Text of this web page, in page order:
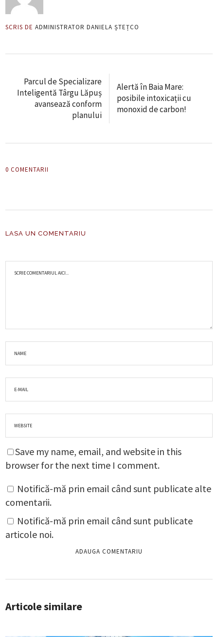
SCRIS DE ADMINISTRATOR DANIELA ȘTEȚCO
Parcul de Specializare
Inteligentă Târgu Lăpuș
avansează conform
planului
Alertă în Baia Mare:
posibile intoxicații cu
monoxid de carbon!
0 COMENTARII
LASA UN COMENTARIU
Save my name, email, and website in this
browser for the next time I comment.
Notifică-mă prin email când sunt publicate alte
comentarii.
Notifică-mă prin email când sunt publicate
articole noi.
Articole similare